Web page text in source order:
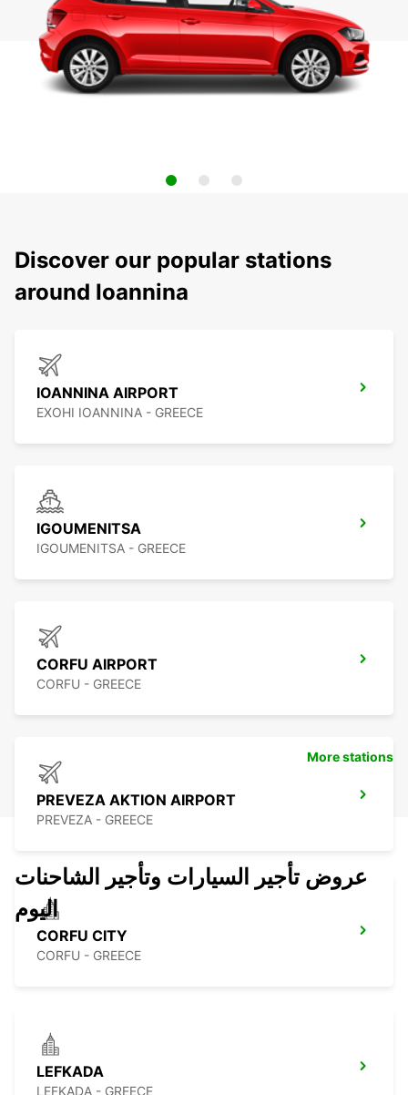
Discover our popular stations
around Ioannina
IOANNINA AIRPORT
EXOHI IOANNINA - GREECE
IGOUMENITSA
IGOUMENITSA - GREECE
CORFU AIRPORT
CORFU - GREECE
PREVEZA AKTION AIRPORT
PREVEZA - GREECE
CORFU CITY
CORFU - GREECE
LEFKADA
LEFKADA - GREECE
More stations
عروض تأجير السيارات وتأجير الشاحنات
اليوم